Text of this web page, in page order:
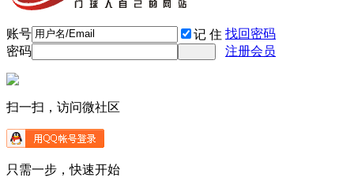
账号 记 住 找回密码
密码
注册会员
扫一扫，访问微社区
只需一步，快速开始